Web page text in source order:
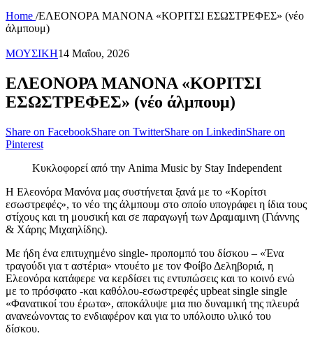
Home /ΕΛΕΟΝΟΡΑ ΜΑΝΟΝΑ «ΚΟΡΙΤΣΙ ΕΣΩΣΤΡΕΦΕΣ» (νέο
άλμπουμ)
ΜΟΥΣΙΚΗ14 Μαΐου, 2026
ΕΛΕΟΝΟΡΑ ΜΑΝΟΝΑ «ΚΟΡΙΤΣΙ
ΕΣΩΣΤΡΕΦΕΣ» (νέο άλμπουμ)
Share on FacebookShare on TwitterShare on LinkedinShare on
Pinterest
Κυκλοφορεί από την Anima Music by Stay Independent
Η Ελεονόρα Μανόνα μας συστήνεται ξανά με το «Κορίτσι
εσωστρεφές», το νέο της άλμπουμ στο οποίο υπογράφει η ίδια τους
στίχους και τη μουσική και σε παραγωγή των Δραμαμινη (Γιάννης
& Χάρης Μιχαηλίδης).
Με ήδη ένα επιτυχημένο single- προπομπό του δίσκου – «Ένα
τραγούδι για τ αστέρια» ντουέτο με τον Φοίβο Δεληβοριά, η
Ελεονόρα κατάφερε να κερδίσει τις εντυπώσεις και το κοινό ενώ
με το πρόσφατο -και καθόλου-εσωστρεφές upbeat single single
«Φανατικοί του έρωτα», αποκάλυψε μια πιο δυναμική της πλευρά
ανανεώνοντας το ενδιαφέρον και για το υπόλοιπο υλικό του
δίσκου.